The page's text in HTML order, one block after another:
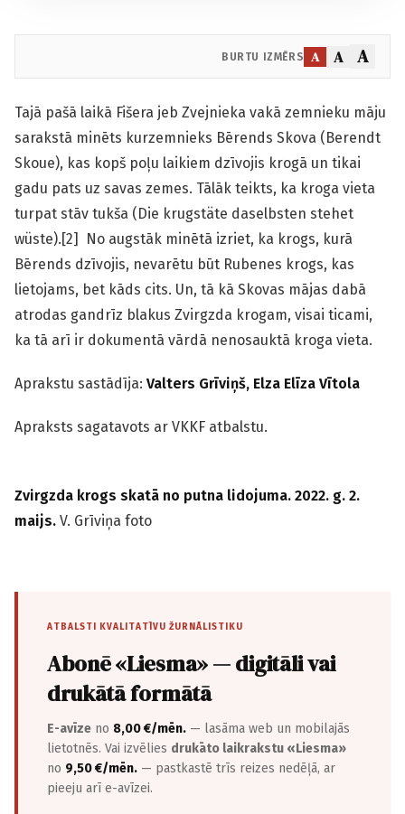
BURTU IZMĒRS A A A
Tajā pašā laikā Fišera jeb Zvejnieka vakā zemnieku māju
sarakstā minēts kurzemnieks Bērends Skova (Berendt
Skoue), kas kopš poļu laikiem dzīvojis krogā un tikai
gadu pats uz savas zemes. Tālāk teikts, ka kroga vieta
turpat stāv tukša (Die krugstäte daselbsten stehet
wüste).[2] No augstāk minētā izriet, ka krogs, kurā
Bērends dzīvojis, nevarētu būt Rubenes krogs, kas
lietojams, bet kāds cits. Un, tā kā Skovas mājas dabā
atrodas gandrīz blakus Zvirgzda krogam, visai ticami,
ka tā arī ir dokumentā vārdā nenosauktā kroga vieta.
Aprakstu sastādīja: Valters Grīviņš, Elza Elīza Vītola
Apraksts sagatavots ar VKKF atbalstu.
Zvirgzda krogs skatā no putna lidojuma. 2022. g. 2.
maijs. V. Grīviņa foto
ATBALSTI KVALITATĪVU ŽURNĀLISTIKU
Abonē «Liesma» — digitāli vai
drukātā formātā
E-avīze no 8,00 €/mēn. — lasāma web un mobilajās
lietotnēs. Vai izvēlies drukāto laikrakstu «Liesma»
no 9,50 €/mēn. — pastkastē trīs reizes nedēļā, ar
pieeju arī e-avīzei.